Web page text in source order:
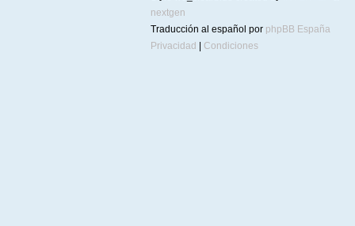
nextgen
Traducción al español por phpBB España
Privacidad
Condiciones